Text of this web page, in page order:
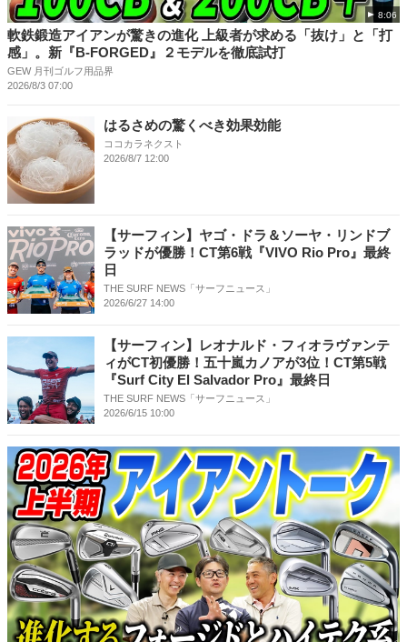
8:06
軟鉄鍛造アイアンが驚きの進化 上級者が求める「抜け」と「打
感」。新『B-FORGED』２モデルを徹底試打
GEW 月刊ゴルフ用品界
2026/8/3 07:00
はるさめの驚くべき効果効能
ココカラネクスト
2026/8/7 12:00
【サーフィン】ヤゴ・ドラ＆ソーヤ・リンドブ
ラッドが優勝！CT第6戦『VIVO Rio Pro』最終
日
THE SURF NEWS「サーフニュース」
2026/6/27 14:00
【サーフィン】レオナルド・フィオラヴァンテ
ィがCT初優勝！五十嵐カノアが3位！CT第5戦
『Surf City El Salvador Pro』最終日
THE SURF NEWS「サーフニュース」
2026/6/15 10:00